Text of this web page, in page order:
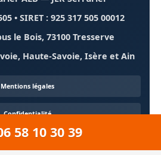
• SIRET : 925 317 505 00012
le Bois, 73100 Tresserve
Haute-Savoie, Isère et Ain
Mentions légales
Confidentialité
Contact
58 10 30 39